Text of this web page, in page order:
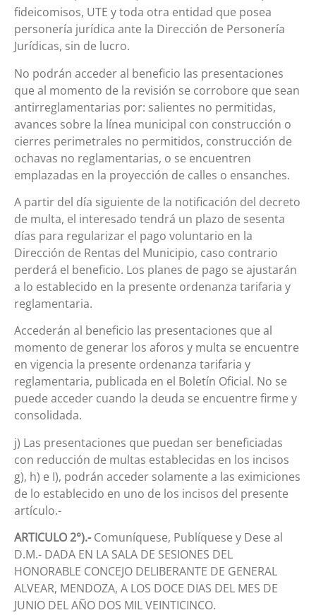
fideicomisos, UTE y toda otra entidad que posea
personería jurídica ante la Dirección de Personería
Jurídicas, sin de lucro.
No podrán acceder al beneficio las presentaciones
que al momento de la revisión se corrobore que sean
antirreglamentarias por: salientes no permitidas,
avances sobre la línea municipal con construcción o
cierres perimetrales no permitidos, construcción de
ochavas no reglamentarias, o se encuentren
emplazadas en la proyección de calles o ensanches.
A partir del día siguiente de la notificación del decreto
de multa, el interesado tendrá un plazo de sesenta
días para regularizar el pago voluntario en la
Dirección de Rentas del Municipio, caso contrario
perderá el beneficio. Los planes de pago se ajustarán
a lo establecido en la presente ordenanza tarifaria y
reglamentaria.
Accederán al beneficio las presentaciones que al
momento de generar los aforos y multa se encuentre
en vigencia la presente ordenanza tarifaria y
reglamentaria, publicada en el Boletín Oficial. No se
puede acceder cuando la deuda se encuentre firme y
consolidada.
j) Las presentaciones que puedan ser beneficiadas
con reducción de multas establecidas en los incisos
g), h) e I), podrán acceder solamente a las eximiciones
de lo establecido en uno de los incisos del presente
artículo.-
ARTICULO 2°).-Comuníquese, Publíquese y Dese al
D.M.- DADA EN LA SALA DE SESIONES DEL
HONORABLE CONCEJO DELIBERANTE DE GENERAL
ALVEAR, MENDOZA, A LOS DOCE DIAS DEL MES DE
JUNIO DEL AÑO DOS MIL VEINTICINCO.